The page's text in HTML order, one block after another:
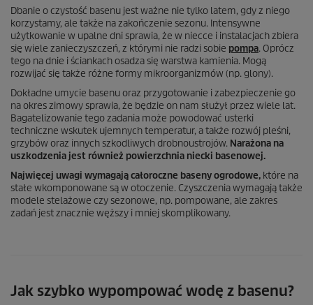
Dbanie o czystość basenu jest ważne nie tylko latem, gdy z niego
korzystamy, ale także na zakończenie sezonu. Intensywne
użytkowanie w upalne dni sprawia, że w niecce i instalacjach zbiera
się wiele zanieczyszczeń, z którymi nie radzi sobie pompa. Oprócz
tego na dnie i ściankach osadza się warstwa kamienia. Mogą
rozwijać się także różne formy mikroorganizmów (np. glony).
Dokładne umycie basenu oraz przygotowanie i zabezpieczenie go
na okres zimowy sprawia, że będzie on nam służył przez wiele lat.
Bagatelizowanie tego zadania może powodować usterki
techniczne wskutek ujemnych temperatur, a także rozwój pleśni,
grzybów oraz innych szkodliwych drobnoustrojów. Narażona na
uszkodzenia jest również powierzchnia niecki basenowej.
Najwięcej uwagi wymagają całoroczne baseny ogrodowe, które na
stałe wkomponowane są w otoczenie. Czyszczenia wymagają także
modele stelażowe czy sezonowe, np. pompowane, ale zakres
zadań jest znacznie węższy i mniej skomplikowany.
Jak szybko wypompować wodę z basenu?